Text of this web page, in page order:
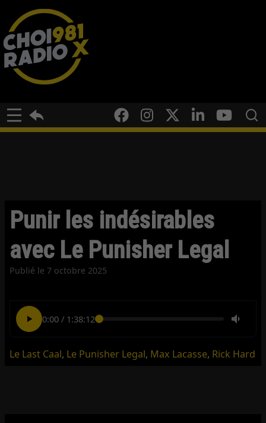
Punir les indésirables
avec Le Punisher Legal
Publié le 7 octobre 2025
0:00/ 1:38:12
Le Last Caal, Le Punisher Legal, Max Lacasse, Rick Hard